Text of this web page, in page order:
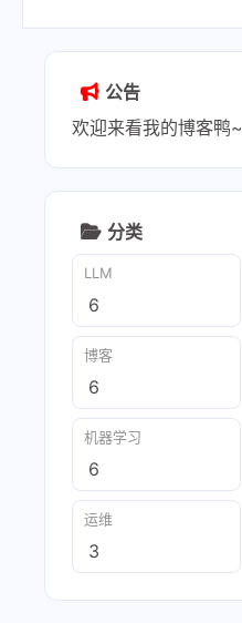
公告
欢迎来看我的博客鸭~
分类
LLM
6
博客
6
机器学习
6
运维
3